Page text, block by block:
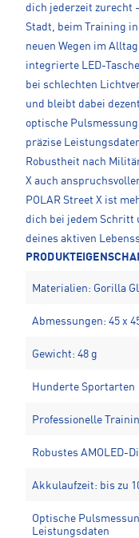
dich jederzeit zurecht
Stadt, beim Training
neuen Wegen im
integrierte LED-
bei schlechten
und bleibt dabei
optische
präzise
Robustheit nach
X auch
POLAR Street X ist
dich bei jedem Schritt
deines aktiven
Materialien: Gorilla
Abmessungen: 45 x
Gewicht: 48 g
Hunderte Sportarten
Professionelle
Robustes AMOLED-
Akkulaufzeit: bis zu
Optische
Leistungsdaten